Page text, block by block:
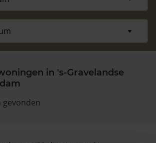
in 's-Gravelandse
gevonden